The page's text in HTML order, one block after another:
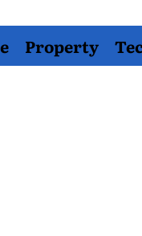
Property